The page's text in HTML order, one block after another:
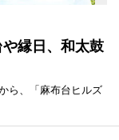
縁日、和太鼓
ら、「麻布台ヒルズ